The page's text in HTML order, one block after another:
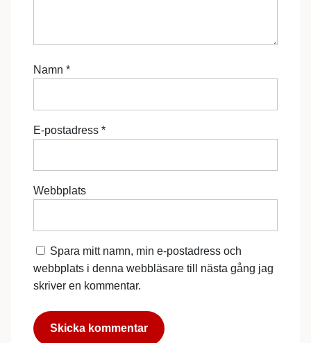
Namn *
E-postadress *
Webbplats
Spara mitt namn, min e-postadress och
webbplats i denna webbläsare till nästa gång jag
skriver en kommentar.